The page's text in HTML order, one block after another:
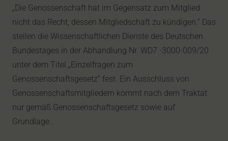
„Die Genossenschaft hat im Gegensatz zum Mitglied
nicht das Recht, dessen Mitgliedschaft zu kündigen.“ Das
stellen die Wissenschaftlichen Dienste des Deutschen
Bundestages in der Abhandlung Nr. WD7 -3000-009/20
unter dem Titel „Einzelfragen zum
Genossenschaftsgesetz“ fest. Ein Ausschluss von
Genossenschaftsmitgliedern kommt nach dem Traktat
nur gemäß Genossenschaftsgesetz sowie auf
Grundlage…